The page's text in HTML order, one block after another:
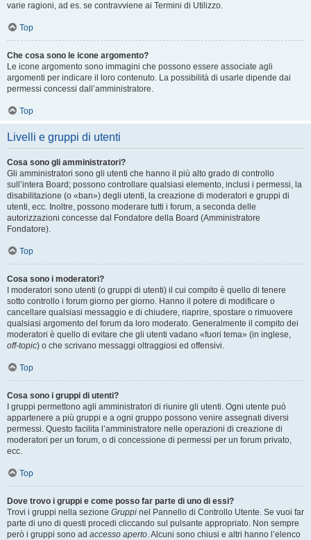
varie ragioni, ad es. se contravviene ai Termini di Utilizzo.
Top
Che cosa sono le icone argomento?
Le icone argomento sono immagini che possono essere associate agli
argomenti per indicare il loro contenuto. La possibilità di usarle dipende dai
permessi concessi dall’amministratore.
Top
Livelli e gruppi di utenti
Cosa sono gli amministratori?
Gli amministratori sono gli utenti che hanno il più alto grado di controllo
sull’intera Board; possono controllare qualsiasi elemento, inclusi i permessi, la
disabilitazione (o «ban») degli utenti, la creazione di moderatori e gruppi di
utenti, ecc. Inoltre, possono moderare tutti i forum, a seconda delle
autorizzazioni concesse dal Fondatore della Board (Amministratore
Fondatore).
Top
Cosa sono i moderatori?
I moderatori sono utenti (o gruppi di utenti) il cui compito è quello di tenere
sotto controllo i forum giorno per giorno. Hanno il potere di modificare o
cancellare qualsiasi messaggio e di chiudere, riaprire, spostare o rimuovere
qualsiasi argomento del forum da loro moderato. Generalmente il compito dei
moderatori è quello di evitare che gli utenti vadano «fuori tema» (in inglese,
off-topic) o che scrivano messaggi oltraggiosi ed offensivi.
Top
Cosa sono i gruppi di utenti?
I gruppi permettono agli amministratori di riunire gli utenti. Ogni utente può
appartenere a più gruppi e a ogni gruppo possono venire assegnati diversi
permessi. Questo facilita l’amministratore nelle operazioni di creazione di
moderatori per un forum, o di concessione di permessi per un forum privato,
ecc.
Top
Dove trovo i gruppi e come posso far parte di uno di essi?
Trovi i gruppi nella sezione Gruppi nel Pannello di Controllo Utente. Se vuoi far
parte di uno di questi procedi cliccando sul pulsante appropriato. Non sempre
però i gruppi sono ad accesso aperto. Alcuni sono chiusi e altri hanno l’elenco